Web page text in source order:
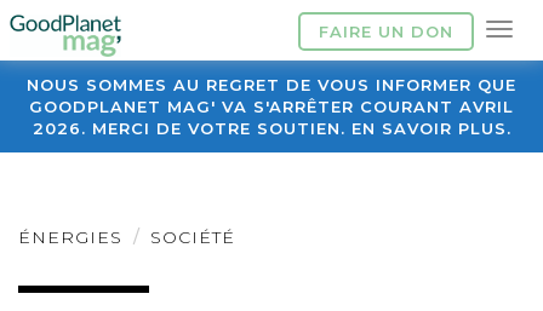
FAIRE UN DON
NOUS SOMMES AU REGRET DE VOUS INFORMER QUE
GOODPLANET MAG' VA S'ARRÊTER COURANT AVRIL
2026. MERCI DE VOTRE SOUTIEN. EN SAVOIR PLUS.
ÉNERGIES SOCIÉTÉ